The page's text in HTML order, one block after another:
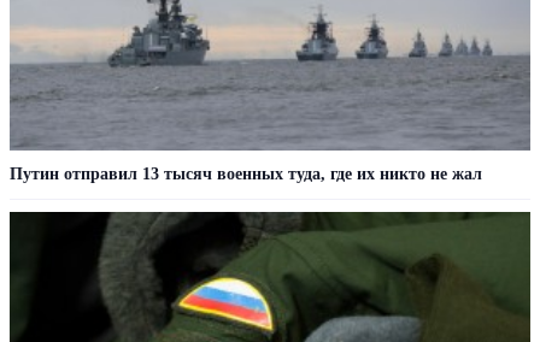
Путин отправил 13 тысяч военных туда, где их никто не жал